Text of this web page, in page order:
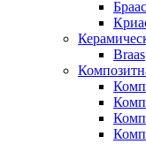
Braas